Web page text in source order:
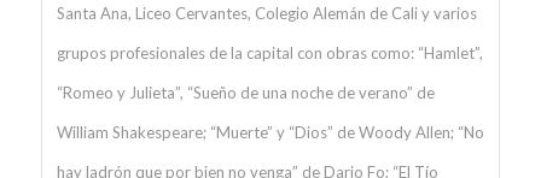
Santa Ana, Liceo Cervantes, Colegio Alemán de Cali y varios
grupos profesionales de la capital con obras como: “Hamlet”,
“Romeo y Julieta”, “Sueño de una noche de verano” de
William Shakespeare; “Muerte” y “Dios” de Woody Allen; “No
hay ladrón que por bien no venga” de Dario Fo; “El Tío